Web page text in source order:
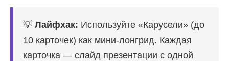
💡 Лайфхак: Используйте «Карусели» (до
10 карточек) как мини-лонгрид. Каждая
карточка — слайд презентации с одной